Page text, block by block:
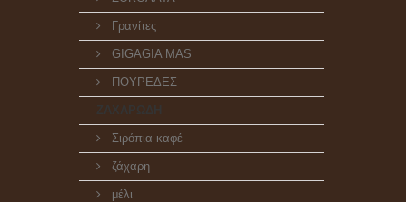
Γρανίτες
GIGAGIA MAS
ΠΟΥΡΕΔΕΣ
ΖΑΧΑΡΩΔΗ
Σιρόπια καφέ
ζάχαρη
μέλι